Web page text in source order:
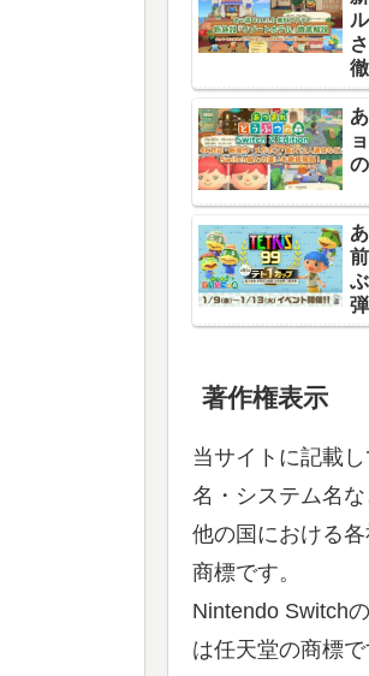
著作権表示
当サイトに記載
名・システム名
他の国における
商標です。
Nintendo Switch
は任天堂の商標で